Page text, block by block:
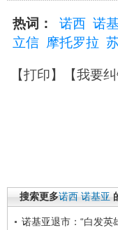
热词： 诺西 诺
立信 摩托罗拉
【打印】【我要
搜索更多诺西 诺基亚
诺基亚退市：“白发英